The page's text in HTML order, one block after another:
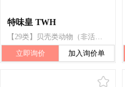
特味皇 TWH
【29类】贝壳类动物（非活）;虾（非活）;甲壳动物（非活）;鱼（非活）;食用海藻提取物
立即询价
加入询价单